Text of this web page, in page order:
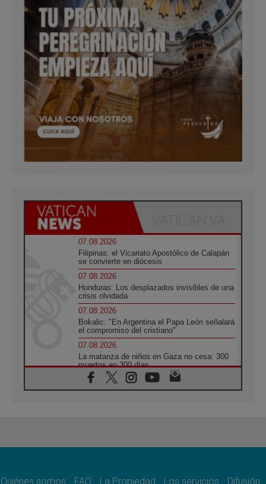
07.08.2026
Filipinas: el Vicariato Apostólico de Calapán
se convierte en diócesis
07.08.2026
Honduras: Los desplazados invisibles de una
crisis olvidada
07.08.2026
Bokalic: "En Argentina el Papa León señalará
el compromiso del cristiano"
07.08.2026
La matanza de niños en Gaza no cesa: 300
muertos en 300 días
07.08.2026
Tagle: La guerra desfigura el mundo, solo la
como misión al servicio del Evangelio
Quiénes somos FAQ La Propiedad Los servicios Difusión